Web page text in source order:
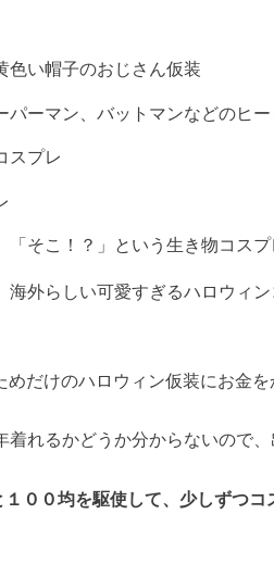
色い帽子のおじさん仮装
パーマン、バットマンなどのヒ
スプレ
「そこ！？」という生き物コスプ
外らしい可愛すぎるハロウィン
だけのハロウィン仮装にお金
着れるかどうか分からないので
００均を駆使して、少しずつ